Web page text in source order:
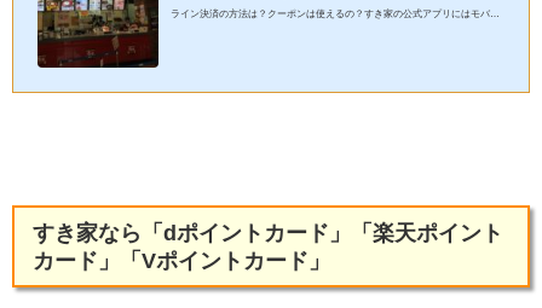
ライン決済の方法は？クーポンは使えるの？すき家の公式アプリにはモバイ
すき家なら「dポイントカード」「楽天ポイント
カード」「Vポイントカード」